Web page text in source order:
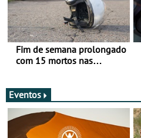
Fim de semana prolongado
com 15 mortos nas
Eventos